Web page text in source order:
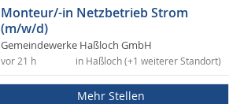
Monteur/-in Netzbetrieb Strom
(m/w/d)
Gemeindewerke Haßloch GmbH
in Haßloch (+1 weiterer Standort)
vor 21 h
Mehr Stellen